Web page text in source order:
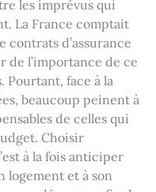
les imprévus qui
La France comptait
contrats d’assurance
l’importance de ce
face à la
beaucoup peinent à
de celles qui
Choisir
à la fois anticiper
logement et à son